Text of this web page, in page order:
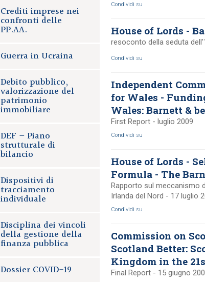
Crediti imprese nei
confronti delle
PP.AA.
Guerra in Ucraina
Debito pubblico,
valorizzazione del
patrimonio
immobiliare
DEF – Piano
strutturale di
bilancio
Dispositivi di
tracciamento
individuale
Disciplina dei vincoli
della gestione della
finanza pubblica
Dossier COVID-19
Condividi su
House of Lords -
resoconto della seduta
Condividi su
Independent
for Wales -
Wales: Barnett &
First Report - luglio 2009
Condividi su
House of Lords -
Formula - The
Rapporto sul meccanismo
Irlanda del Nord - 17 luglio
Condividi su
Commission on
Scotland Better:
Kingdom in the
Final Report - 15 giugno